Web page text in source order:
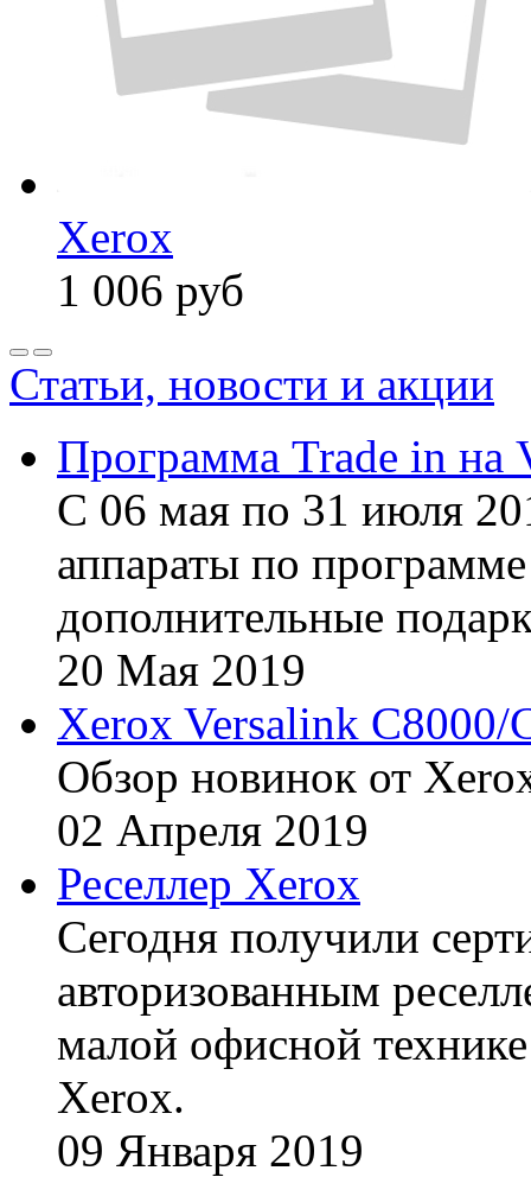
Xerox
1 006 руб
Статьи, новости и акции
Программа Trade in на
С 06 мая по 31 июля
аппараты по
дополнительные
20 Мая 2019
Xerox Versalink C8000/
Обзор новинок от
02 Апреля 2019
Реселлер Xerox
Сегодня получили
авторизованным
малой офисной
Xerox.
09 Января 2019